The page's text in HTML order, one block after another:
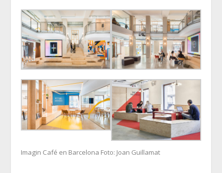
Imagin Café en Barcelona Foto: Joan Guillamat